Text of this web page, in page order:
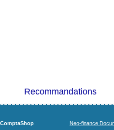
Recommandations
ComptaShop
Neo-finance